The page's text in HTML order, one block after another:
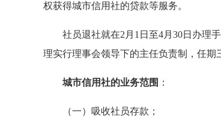
权获得城市信用社的贷款等服务。
社员退社就在2月1日至4月30日办理手
理实行理事会领导下的主任负责制，任期
城市信用社的业务范围 ：
（一）吸收社员存款；